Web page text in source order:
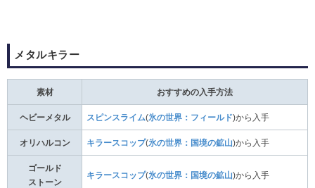
メタルキラー
素材 おすすめの入手方法
ヘビーメタル スピンスライム(氷の世界：フィールド)から入手
オリハルコン キラースコップ(氷の世界：国境の鉱山)から入手
ゴールド
ストーン
キラースコップ(氷の世界：国境の鉱山)から入手